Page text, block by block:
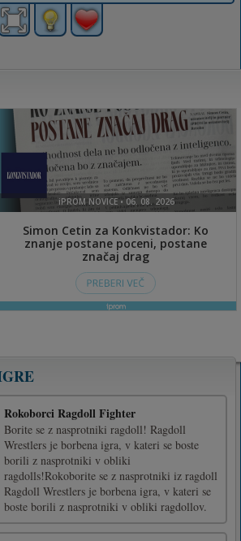
Rokoborci Ragdoll Fighter
Borite se z nasprotniki ragdoll! Ragdoll
Wrestlers je borbena igra, v kateri se boste
borili z nasprotniki v obliki
ragdolls!Rokoborite se z nasprotniki iz ragdoll
Ragdoll Wrestlers je borbena igra, v kateri se
boste borili z nasprotniki v obliki ragdollov.